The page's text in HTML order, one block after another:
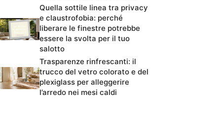
Quella sottile linea tra privacy
e claustrofobia: perché
liberare le finestre potrebbe
essere la svolta per il tuo
salotto
Trasparenze rinfrescanti: il
trucco del vetro colorato e del
plexiglass per alleggerire
l’arredo nei mesi caldi